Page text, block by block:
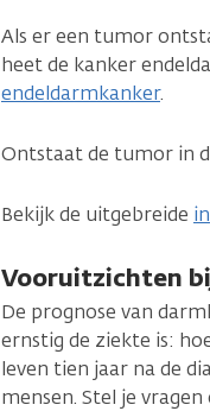
Als er een tumor
heet de kanker
endeldarmkanker.
Ontstaat de tumor in
Bekijk de uitgebreide
Vooruitzichten
De prognose van
ernstig de ziekte is:
leven tien jaar na de
mensen. Stel je